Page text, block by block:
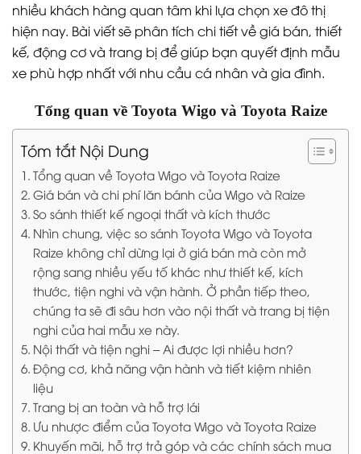
nhiều khách hàng quan tâm khi lựa chọn xe đô thị
hiện nay. Bài viết sẽ phân tích chi tiết về giá bán, thiết
kế, động cơ và trang bị để giúp bạn quyết định mẫu
xe phù hợp nhất với nhu cầu cá nhân và gia đình.
Tổng quan về Toyota Wigo và Toyota Raize
Tóm tắt Nội Dung
Tổng quan về Toyota Wigo và Toyota Raize
Giá bán và chi phí lăn bánh của Wigo và Raize
So sánh thiết kế ngoại thất và kích thước
Nhìn chung, việc so sánh Toyota Wigo và Toyota
Raize không chỉ dừng lại ở giá bán mà còn mở
rộng sang nhiều yếu tố khác như thiết kế, kích
thước, tiện nghi và vận hành. Ở phần tiếp theo,
chúng ta sẽ đi sâu hơn vào nội thất và trang bị tiện
nghi của hai mẫu xe này.
Nội thất và tiện nghi – Ai được lợi nhiều hơn?
Động cơ, khả năng vận hành và tiết kiệm nhiên
liệu
Trang bị an toàn và hỗ trợ lái
Ưu nhược điểm của Toyota Wigo và Toyota Raize
Khuyến mãi, hỗ trợ trả góp và các chính sách mua